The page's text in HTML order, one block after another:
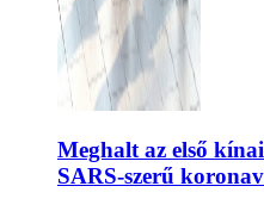
Meghalt az első
SARS-szerű